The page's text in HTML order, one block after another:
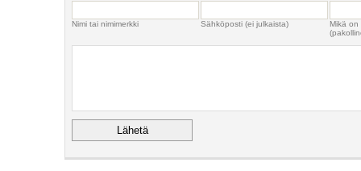
Nimi tai nimimerkki Sähköposti (ei julkaista)
Mikä